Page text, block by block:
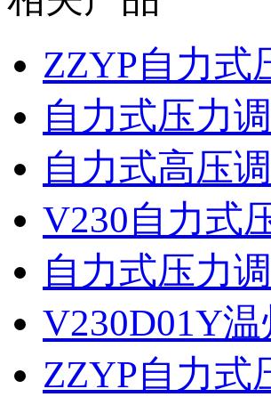
ZZYP自力式
自力式压力
自力式高压
V230自力式
自力式压力
V230D01Y
ZZYP自力式